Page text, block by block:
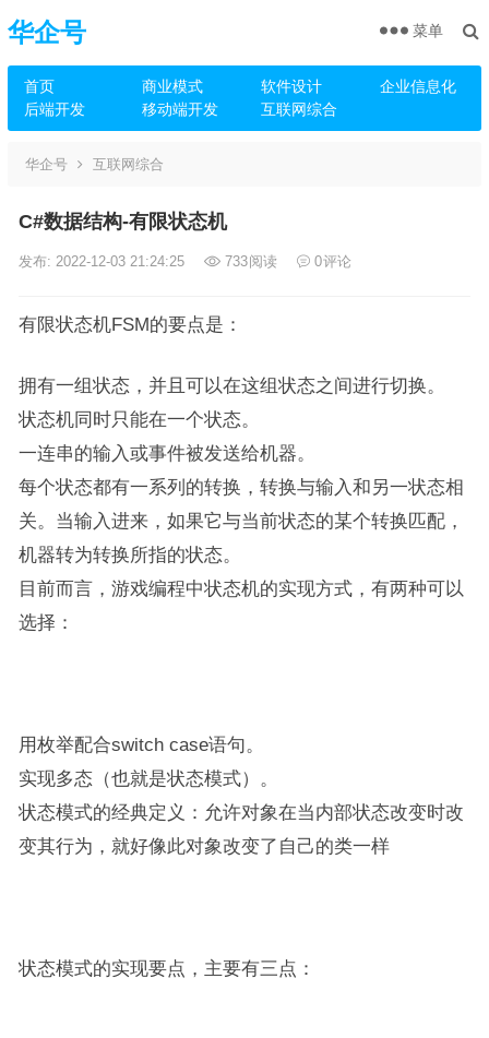
华企号
首页 商业模式 软件设计
企业信息化
后端开发
移动端开发 互联网综合
菜单
华企号 互联网综合
C#数据结构-有限状态机
发布: 2022-12-03 21:24:25 733阅读 0评论
有限状态机FSM的要点是：
拥有一组状态，并且可以在这组状态之间进行切换。
状态机同时只能在一个状态。
一连串的输入或事件被发送给机器。
每个状态都有一系列的转换，转换与输入和另一状态相
关。当输入进来，如果它与当前状态的某个转换匹配，
机器转为转换所指的状态。
目前而言，游戏编程中状态机的实现方式，有两种可以
选择：
用枚举配合switch case语句。
实现多态（也就是状态模式）。
状态模式的经典定义：允许对象在当内部状态改变时改
变其行为，就好像此对象改变了自己的类一样
状态模式的实现要点，主要有三点：